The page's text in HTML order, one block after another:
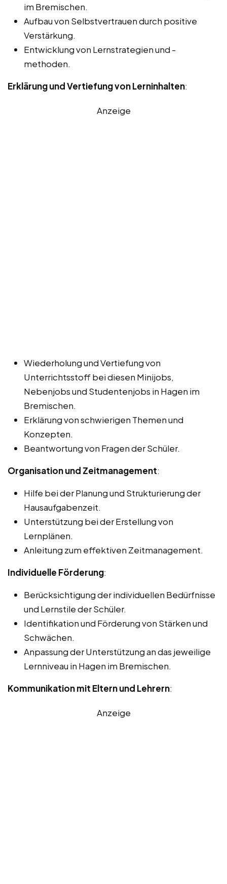
im Bremischen.
Aufbau von Selbstvertrauen durch positive
Verstärkung.
Entwicklung von Lernstrategien und -
methoden.
Erklärung und Vertiefung von Lerninhalten:
Anzeige
Wiederholung und Vertiefung von
Unterrichtsstoff bei diesen Minijobs,
Nebenjobs und Studentenjobs in Hagen im
Bremischen.
Erklärung von schwierigen Themen und
Konzepten.
Beantwortung von Fragen der Schüler.
Organisation und Zeitmanagement:
Hilfe bei der Planung und Strukturierung der
Hausaufgabenzeit.
Unterstützung bei der Erstellung von
Lernplänen.
Anleitung zum effektiven Zeitmanagement.
Individuelle Förderung:
Berücksichtigung der individuellen Bedürfnisse
und Lernstile der Schüler.
Identifikation und Förderung von Stärken und
Schwächen.
Anpassung der Unterstützung an das jeweilige
Lernniveau in Hagen im Bremischen.
Kommunikation mit Eltern und Lehrern:
Anzeige